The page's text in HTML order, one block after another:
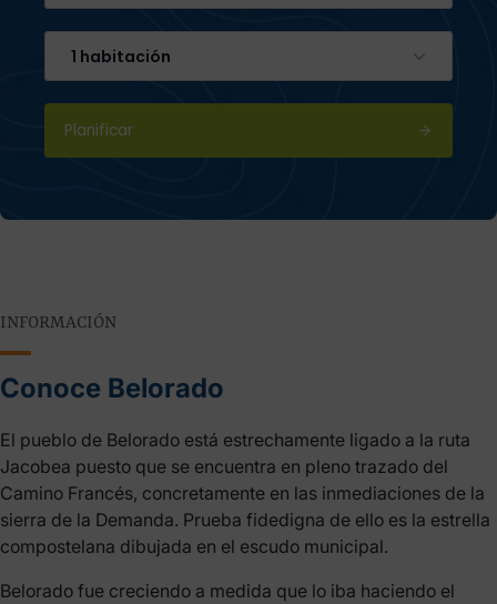
1 habitación
Planificar
INFORMACIÓN
Conoce Belorado
El pueblo de Belorado está estrechamente ligado a la ruta
Jacobea puesto que se encuentra en pleno trazado del
Camino Francés, concretamente en las inmediaciones de la
sierra de la Demanda. Prueba fidedigna de ello es la estrella
compostelana dibujada en el escudo municipal.
Belorado fue creciendo a medida que lo iba haciendo el